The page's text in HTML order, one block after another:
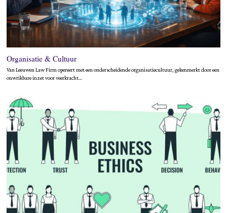
Organisatie & Cultuur
Van Leeuwen Law Firm opereert met een onderscheidende organisatiecultuur, gekenmerkt door een
onwrikbare inzet voor veerkracht…